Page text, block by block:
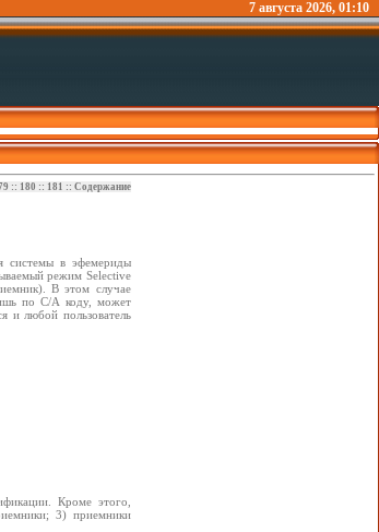
7 августа 2026, 01:10
:: 180 :: 181 :: Содержание
системы в эфемериды
режим Selective
В этом случае
по С/А коду, может
и любой пользователь
Кроме этого,
3) приемники